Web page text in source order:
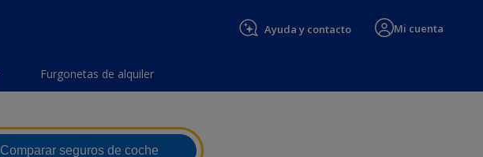
Mi cuenta
Ayuda y contacto
Furgonetas de alquiler
Comparar seguros de coche